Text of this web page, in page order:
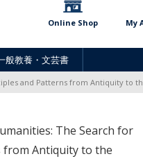
Online Shop My
般教養・文芸書
and Patterns from Antiquity to
The Search for
from Antiquity to the